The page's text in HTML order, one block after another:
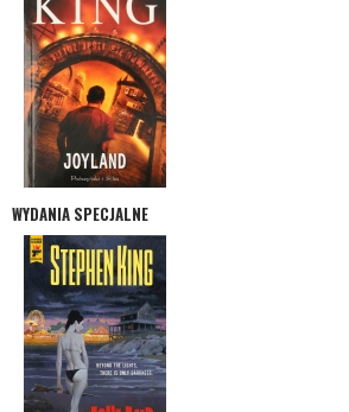
WYDANIA SPECJALNE